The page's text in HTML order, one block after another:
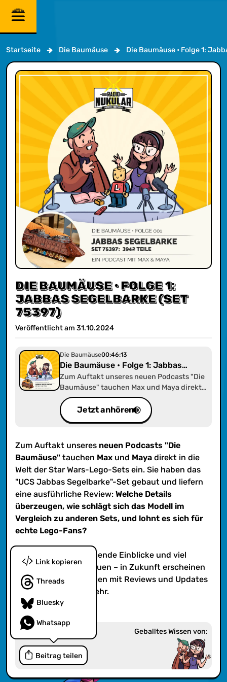
Startseite Die Baumäuse Die Baumäuse • Folge 1:
DIE BAUMÄUSE • FOLGE 1:
JABBAS SEGELBARKE (SET
75397)
Veröffentlicht am 31.10.2024
Die Baumäuse00:46:13
Die Baumäuse • Folge 1: Jabbas
Segelbarke (Set 75397)
Zum Auftakt unseres neuen Podcasts "Die
Baumäuse" tauchen Max und Maya direkt
in die Welt der Star Wars-Lego-Sets ein. Sie
haben das "UCS Jabbas Segelbarke"-Set
gebaut und liefern eine ausführliche
Jetzt anhören
Zum Auftakt unseres neuen Podcasts "Die
Baumäuse" tauchen Max und Maya direkt in die
Welt der Star Wars-Lego-Sets ein. Sie haben das
"UCS Jabbas Segelbarke"-Set gebaut und liefern
eine ausführliche Review: Welche Details
überzeugen, wie schlägt sich das Modell im
Vergleich zu anderen Sets, und lohnt es sich für
echte Lego-Fans?
Freut euch auf spannende Einblicke und viel
Begeisterung fürs Bauen – in Zukunft erscheinen
regelmäßig neue Folgen mit Reviews und Updates
rund um Lego und mehr.
Link kopieren
Threads
Bluesky
Whatsapp
Beitrag teilen
Geballtes Wissen von: